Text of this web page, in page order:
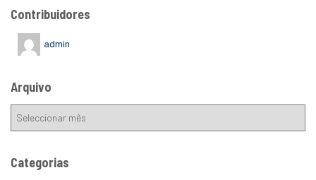
Contribuidores
admin
Arquivo
Categorias